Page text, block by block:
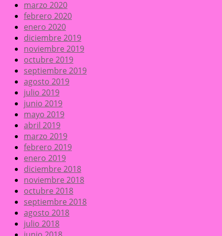
marzo 2020
febrero 2020
enero 2020
diciembre 2019
noviembre 2019
octubre 2019
septiembre 2019
agosto 2019
julio 2019
junio 2019
mayo 2019
abril 2019
marzo 2019
febrero 2019
enero 2019
diciembre 2018
noviembre 2018
octubre 2018
septiembre 2018
agosto 2018
julio 2018